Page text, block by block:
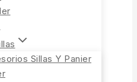
Sillas Y Panier